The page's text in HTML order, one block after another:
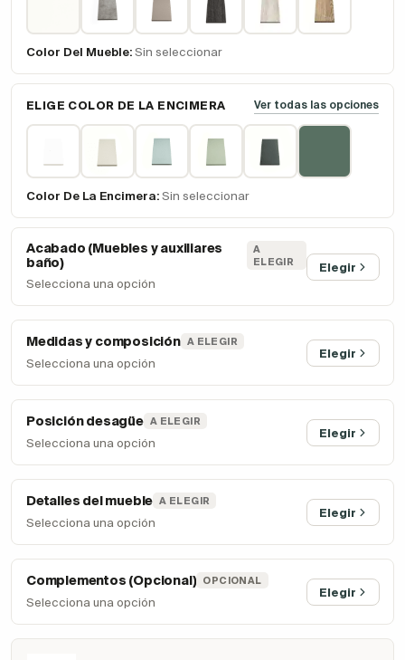
Color Del Mueble: Sin seleccionar
ELIGE COLOR DE LA ENCIMERA Ver todas las opciones
Color De La Encimera: Sin seleccionar
Acabado (Muebles y auxiliares
baño)
A
ELEGIR
Selecciona una opción
Elegir
Medidas y composición A ELEGIR
Selecciona una opción
Elegir
Posición desagüe A ELEGIR
Selecciona una opción
Elegir
Detalles del mueble A ELEGIR
Selecciona una opción
Elegir
Complementos (Opcional) OPCIONAL
Selecciona una opción
Elegir